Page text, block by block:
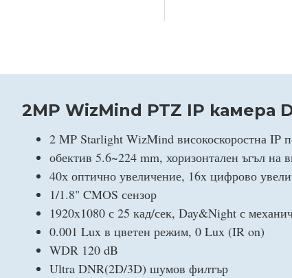
2MP WizMind PTZ IP камера
2 MP Starlight WizMind високоскоростна IP
обектив 5.6~224 mm, хоризонтален ъгъл на
40х оптично увеличение, 16x цифрово
1/1.8" CMOS сензор
1920x1080 с 25 кад/сек, Day&Night с
0.001 Lux в цветен режим, 0 Lux (IR on)
WDR 120 dB
Ultra DNR(2D/3D) шумов филтър